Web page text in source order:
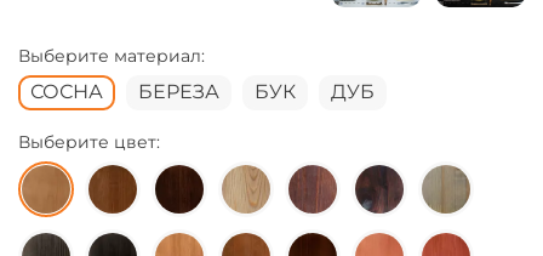
Выберите материал:
СОСНА БЕРЕЗА БУК ДУБ
Выберите цвет: